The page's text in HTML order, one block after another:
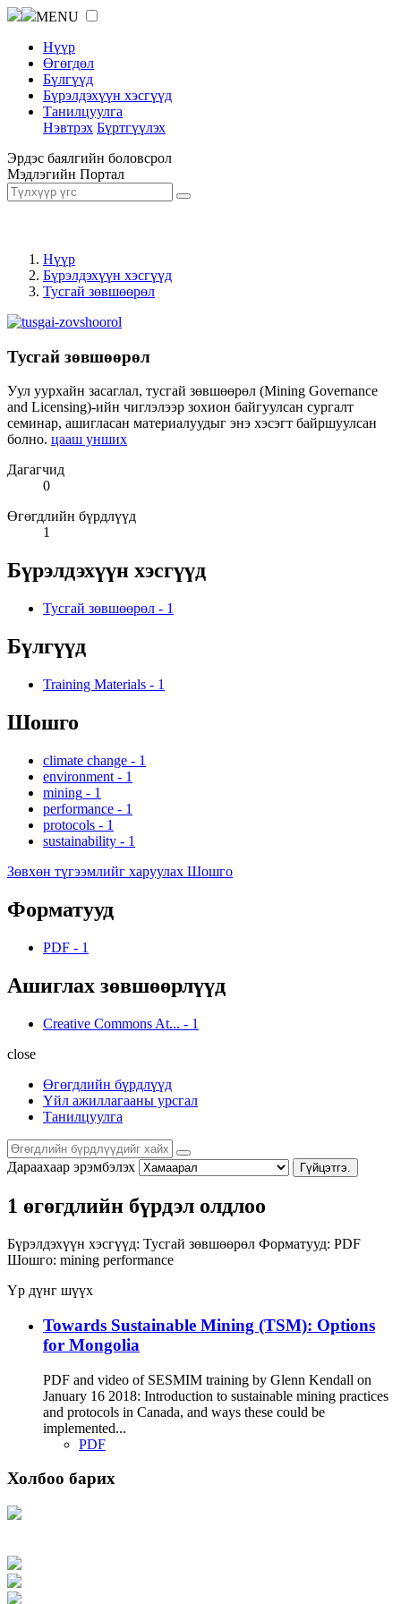
MENU
Нүүр
Өгөгдөл
Бүлгүүд
Бүрэлдэхүүн хэсгүүд
Танилцуулга
Нэвтрэх Бүртгүүлэх
Эрдэс баялгийн боловсрол
Мэдлэгийн Портал
Нүүр
Бүрэлдэхүүн хэсгүүд
Тусгай зөвшөөрөл
Тусгай зөвшөөрөл
Уул уурхайн засаглал, тусгай зөвшөөрөл (Mining Governance
and Licensing)-ийн чиглэлээр зохион байгуулсан сургалт
семинар, ашигласан материалуудыг энэ хэсэгт байршуулсан
болно. цааш унших
Дагагчид
0
Өгөгдлийн бүрдлүүд
1
Бүрэлдэхүүн хэсгүүд
Тусгай зөвшөөрөл - 1
Бүлгүүд
Training Materials - 1
Шошго
climate change - 1
environment - 1
mining - 1
performance - 1
protocols - 1
sustainability - 1
Зөвхөн түгээмлийг харуулах Шошго
Форматууд
PDF - 1
Ашиглах зөвшөөрлүүд
Creative Commons At... - 1
close
Өгөгдлийн бүрдлүүд
Үйл ажиллагааны урсгал
Танилцуулга
Дараахаар эрэмбэлэх Гүйцэтгэ.
1 өгөгдлийн бүрдэл олдлоо
Бүрэлдэхүүн хэсгүүд: Тусгай зөвшөөрөл Форматууд: PDF
Шошго: mining performance
Үр дүнг шүүх
Towards Sustainable Mining (TSM): Options
for Mongolia
PDF and video of SESMIM training by Glenn Kendall on
January 16 2018: Introduction to sustainable mining practices
and protocols in Canada, and ways these could be
implemented...
PDF
Холбоо барих